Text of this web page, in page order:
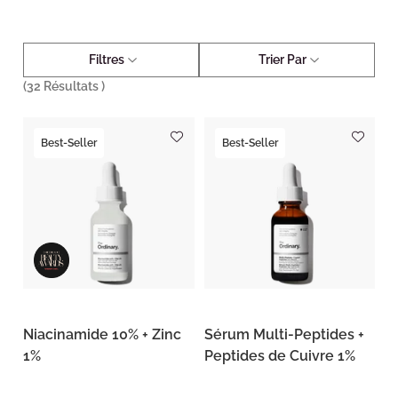
Filtres
Trier Par
(32 Résultats )
Best-Seller
Niacinamide 10% + Zinc
1%
Best-Seller
Sérum Multi-Peptides +
Peptides de Cuivre 1%